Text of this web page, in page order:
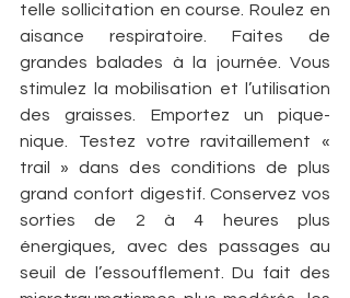
telle sollicitation en course. Roulez en
aisance respiratoire. Faites de
grandes balades à la journée. Vous
stimulez la mobilisation et l’utilisation
des graisses. Emportez un pique-
nique. Testez votre ravitaillement «
trail » dans des conditions de plus
grand confort digestif. Conservez vos
sorties de 2 à 4 heures plus
énergiques, avec des passages au
seuil de l’essoufflement. Du fait des